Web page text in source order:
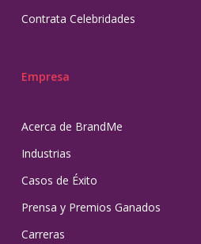
Contrata Celebridades
Empresa
Acerca de BrandMe
Industrias
Casos de Éxito
Prensa y Premios Ganados
Carreras